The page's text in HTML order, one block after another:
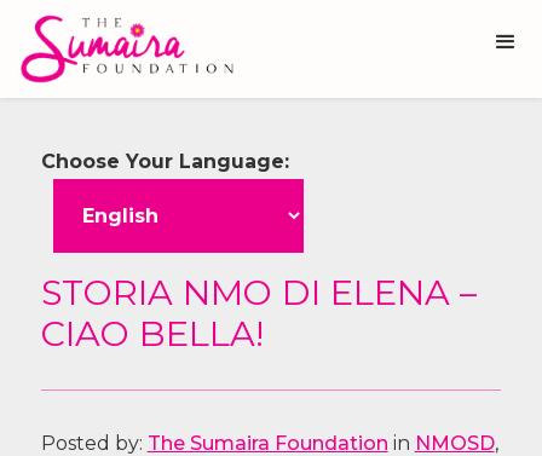
Choose Your Language:
STORIA NMO DI ELENA –
CIAO BELLA!
Posted by: The Sumaira Foundation in NMOSD,